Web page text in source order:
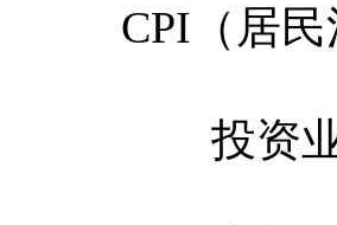
CPI（居
投资